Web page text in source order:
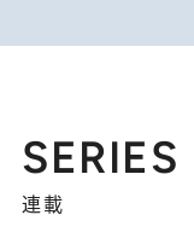
SERIES
連載